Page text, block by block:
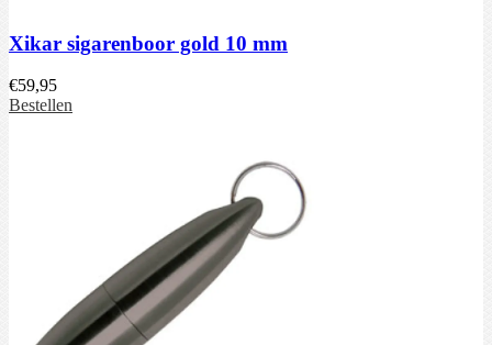
Xikar sigarenboor gold 10 mm
€59,95
Bestellen